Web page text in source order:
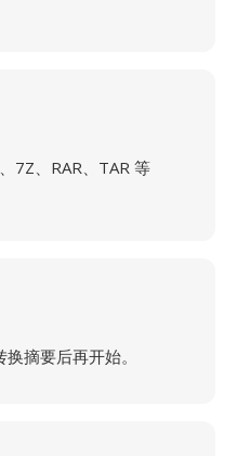
7Z、RAR、TAR 等
摘要后再开始。